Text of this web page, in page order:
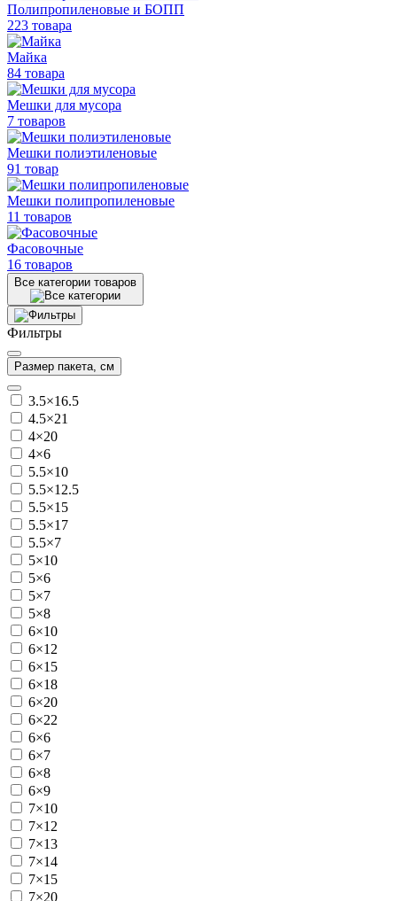
Полипропиленовые и БОПП
223 товара
Майка
84 товара
Мешки для мусора
7 товаров
Мешки полиэтиленовые
91 товар
Мешки полипропиленовые
11 товаров
Фасовочные
16 товаров
Все категории товаров
Фильтры
Размер пакета, см
3.5×16.5
4.5×21
4×20
4×6
5.5×10
5.5×12.5
5.5×15
5.5×17
5.5×7
5×10
5×6
5×7
5×8
6×10
6×12
6×15
6×18
6×20
6×22
6×6
6×7
6×8
6×9
7×10
7×12
7×13
7×14
7×15
7×20